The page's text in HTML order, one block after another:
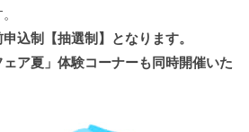
込制【抽選制】となります。
ア夏」体験コーナーも同時開催いた